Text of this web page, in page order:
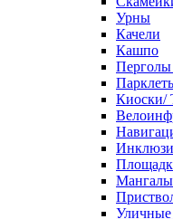
Урны
Качели
Кашпо
Киоски/
Мангалы
Уличные